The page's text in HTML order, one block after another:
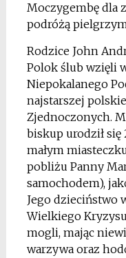
Moczygembę dla
podróżą
Rodzice John
Polok ślub wzięli
Niepokalanego
najstarszej
Zjednoczonych.
biskup urodził się
małym
pobliżu Panny
samochodem),
Jego dzieciństwo
Wielkiego
mogli, mając
warzywa oraz